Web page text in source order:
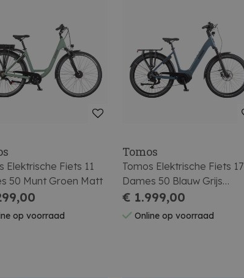
Elektrische Fiets 11
50 Munt Groen Matt
op voorraad
Tomos
Tomos Elektrische Fiets 17
Dames 50 Blauw Grijs
Glanzend
€ 1.999,00
Online op voorraad